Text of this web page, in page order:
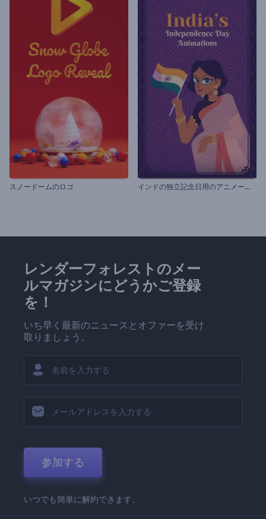
スノードームのロゴ イ
ンドの独立記念日用のアニメーション
レンダーフォレストのメー
ルマガジンにどうかご登録
を！
いち早く最新のニュースとオファーを受け
取りましょう。
参加する
いつでも簡単に解約できます。